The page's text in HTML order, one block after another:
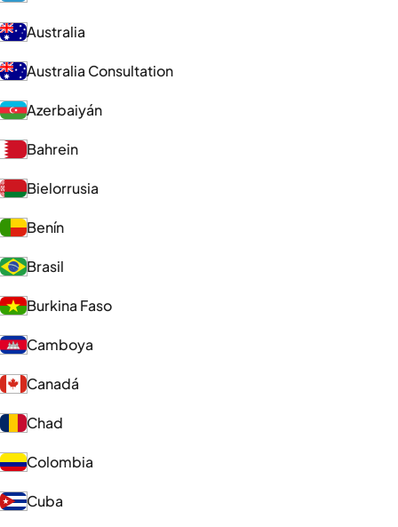
Australia
Australia Consultation
Azerbaiyán
Bahrein
Bielorrusia
Benín
Brasil
Burkina Faso
Camboya
Canadá
Chad
Colombia
Cuba